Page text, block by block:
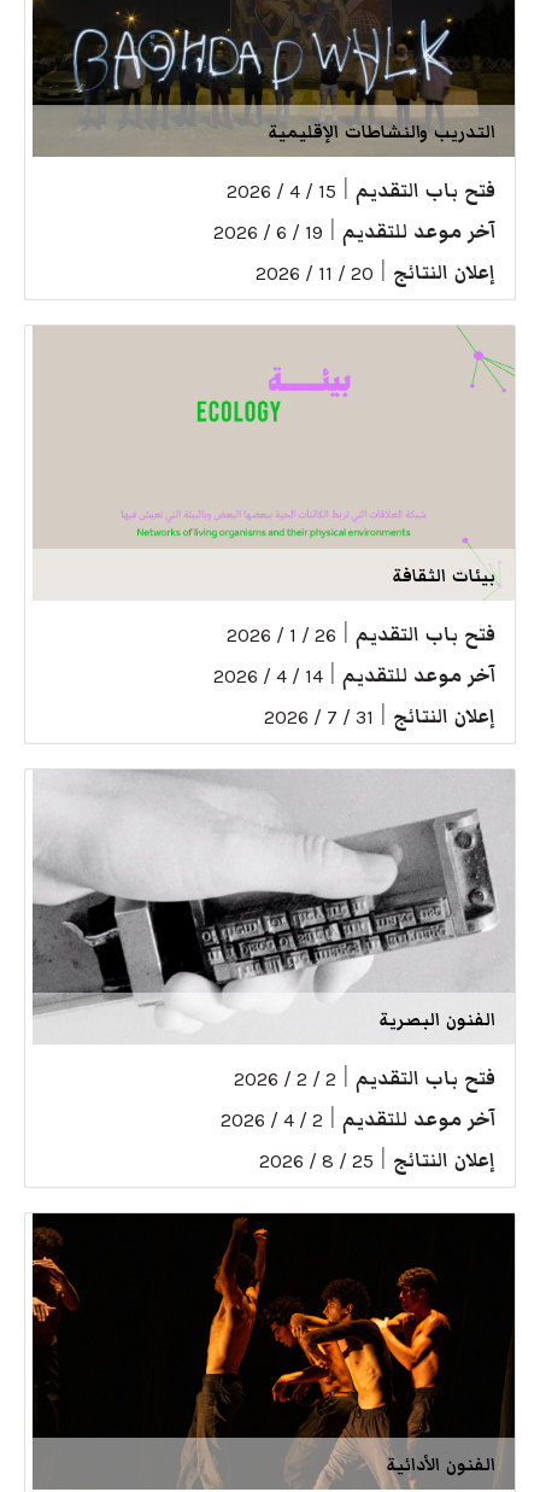
التدريب والنشاطات الإقليمية
فتح باب التقديم 15 / 4 / 2026
آخر موعد للتقديم 19 / 6 / 2026
إعلان النتائج 20 / 11 / 2026
بيئات الثقافة
فتح باب التقديم 26 / 1 / 2026
آخر موعد للتقديم 14 / 4 / 2026
إعلان النتائج 31 / 7 / 2026
الفنون البصرية
فتح باب التقديم 2 / 2 / 2026
آخر موعد للتقديم 2 / 4 / 2026
إعلان النتائج 25 / 8 / 2026
الفنون الأدائية